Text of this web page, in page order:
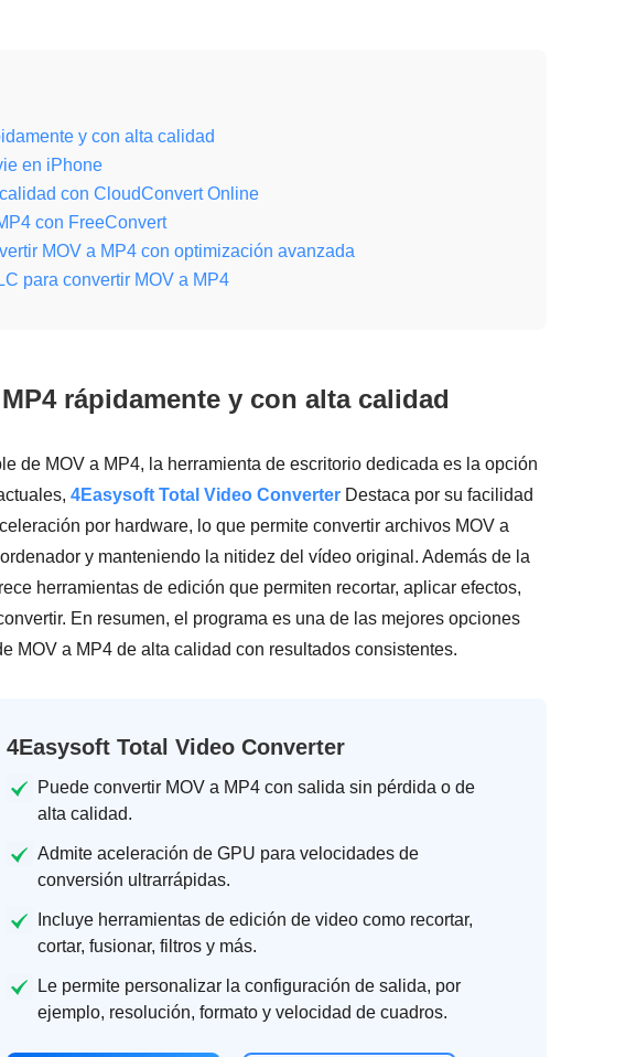
y con alta calidad
en iPhone
con CloudConvert Online
con FreeConvert
MOV a MP4 con optimización avanzada
para convertir MOV a MP4
rápidamente y con alta calidad
de MOV a MP4, la herramienta de escritorio dedicada es la opción
4Easysoft Total Video Converter Destaca por su facilidad
por hardware, lo que permite convertir archivos MOV a
y manteniendo la nitidez del vídeo original. Además de la
herramientas de edición que permiten recortar, aplicar efectos,
En resumen, el programa es una de las mejores opciones
MOV a MP4 de alta calidad con resultados consistentes.
4Easysoft Total Video Converter
Puede convertir MOV a MP4 con salida sin pérdida o de
alta calidad.
Admite aceleración de GPU para velocidades de
conversión ultrarrápidas.
Incluye herramientas de edición de video como recortar,
cortar, fusionar, filtros y más.
Le permite personalizar la configuración de salida, por
ejemplo, resolución, formato y velocidad de cuadros.